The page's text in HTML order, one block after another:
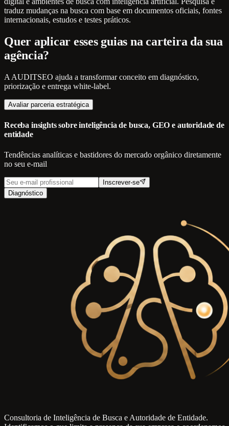
traduz mudanças na busca com base em documentos oficiais, fontes
internacionais, estudos e testes práticos.
Quer aplicar esses guias na carteira da sua
agência?
A AUDITSEO ajuda a transformar conceito em diagnóstico,
priorização e entrega white-label.
Avaliar parceria estratégica
Receba insights sobre inteligência de busca, GEO e autoridade de
entidade
Tendências analíticas e bastidores do mercado orgânico diretamente
no seu e-mail
Inscrever-se
Diagnóstico
Consultoria de Inteligência de Busca e Autoridade de Entidade.